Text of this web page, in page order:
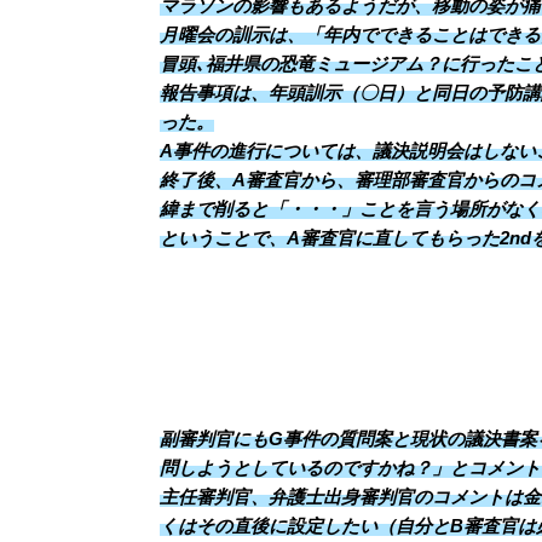
マラソンの影響もあるようだが、移動の姿が
月曜会の訓示は、「年内でできることはでき
冒頭､福井県の恐竜ミュージアム？に行った
報告事項は、年頭訓示（〇日）と同日の予防
った。
A事件の進行については、議決説明会はしな
終了後、A審査官から、審理部審査官からの
緯まで削ると「・・・」ことを言う場所がな
ということで、A審査官に直してもらった2nd
副審判官にもG事件の質問案と現状の議決書
問しようとしているのですかね？」とコメン
主任審判官、弁護士出身審判官のコメントは
くはその直後に設定したい（自分とB審査官